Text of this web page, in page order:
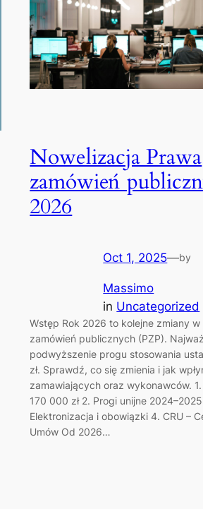
Nowelizacja Prawa
zamówień
2026
Oct 1, 2025—by
Massimo
in Uncategorized
Wstęp Rok 2026 to kolejne zmiany w
zamówień publicznych (PZP).
podwyższenie progu stosowania
zł. Sprawdź, co się zmienia i jak
zamawiających oraz wykonawców.
170 000 zł 2. Progi unijne
Elektronizacja i obowiązki 4. CRU –
Umów Od 2026…